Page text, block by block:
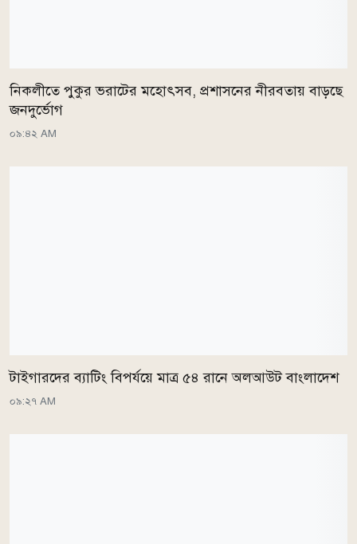
নিকলীতে পুকুর ভরাটের মহোৎসব, প্রশাসনের নীরবতায় বাড়ছে
জনদুর্ভোগ
০৯:৪২ AM
টাইগারদের ব্যাটিং বিপর্যয়ে মাত্র ৫৪ রানে অলআউট বাংলাদেশ
০৯:২৭ AM